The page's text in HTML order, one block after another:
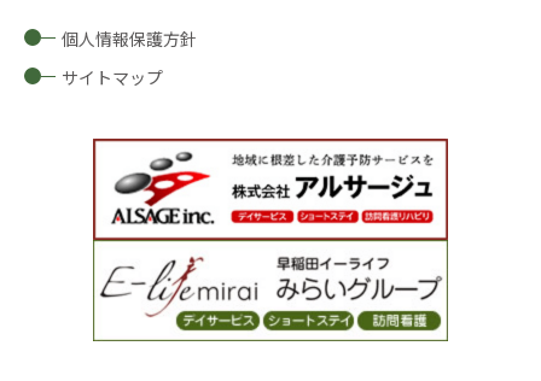
個人情報保護方針
サイトマップ